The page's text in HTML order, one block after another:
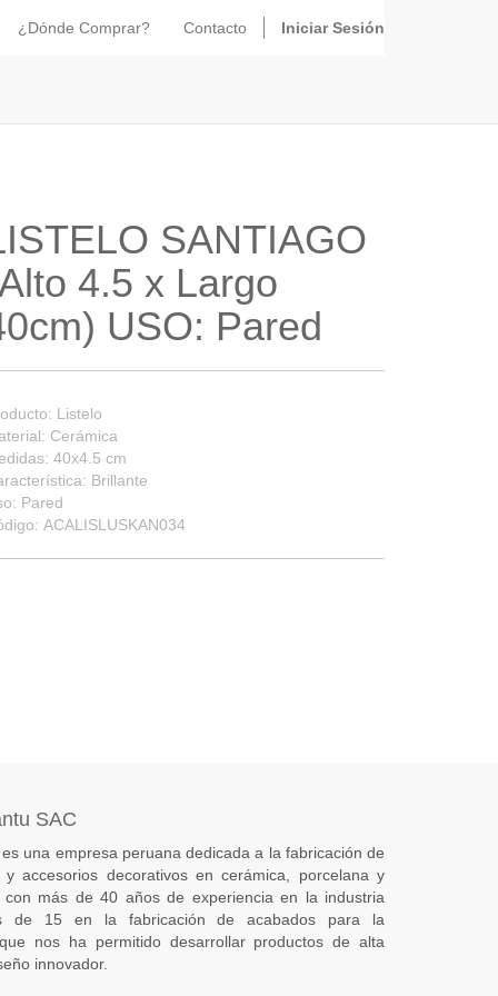
¿Dónde Comprar? Contacto Iniciar Sesión
SANTIAGO
4.5 x Largo
USO: Pared
Listelo
Cerámica
40x4.5 cm
Brillante
Pared
ACALISLUSKAN034
SAC
una empresa peruana dedicada a la fabricación de
y accesorios decorativos en cerámica, porcelana y
con más de 40 años de experiencia en la industria
de 15 en la fabricación de acabados para la
nos ha permitido desarrollar productos de alta
innovador.